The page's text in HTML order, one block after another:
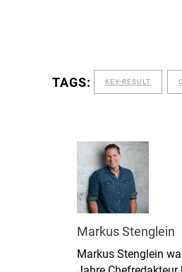
TAGS: KEY-RESULT
Markus Stenglein
Markus Stenglein